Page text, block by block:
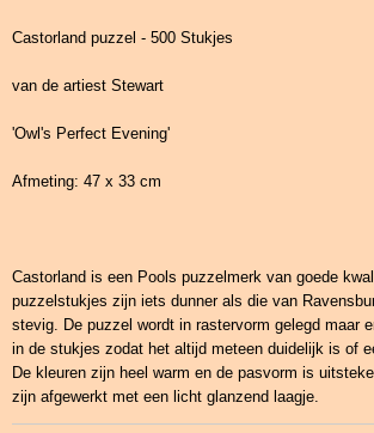
Castorland puzzel - 500 Stukjes
van de artiest Stewart
'Owl's Perfect Evening'
Afmeting: 47 x 33 cm
Castorland is een Pools puzzelmerk van goede
puzzelstukjes zijn iets dunner als die van
stevig. De puzzel wordt in rastervorm gelegd maar
in de stukjes zodat het altijd meteen duidelijk is of
De kleuren zijn heel warm en de pasvorm is
zijn afgewerkt met een licht glanzend laagje.